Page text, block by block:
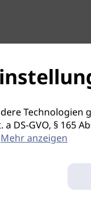
a DS-GVO, §
Mehr anzeigen